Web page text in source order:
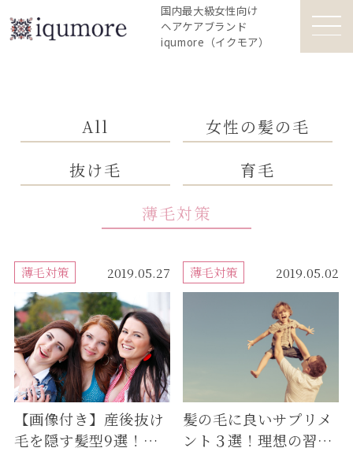
国内最大級女性向け
ヘアケアブランド
iqumore（イクモア）
All
女性の髪の毛
抜け毛
育毛
薄毛対策
薄毛対策 2019.05.27
【画像付き】産後抜け
毛を隠す髪型9選！年
薄毛対策 2019.05.02
髪の毛に良いサプリメ
ント３選！理想の習慣